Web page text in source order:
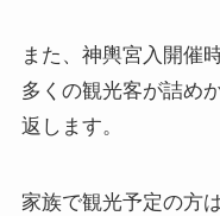
また、神輿宮入開催
多くの観光客が詰め
返します。
家族で観光予定の方